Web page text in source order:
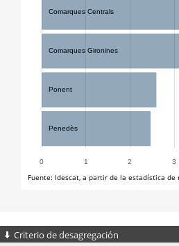
Criterio de desagregación